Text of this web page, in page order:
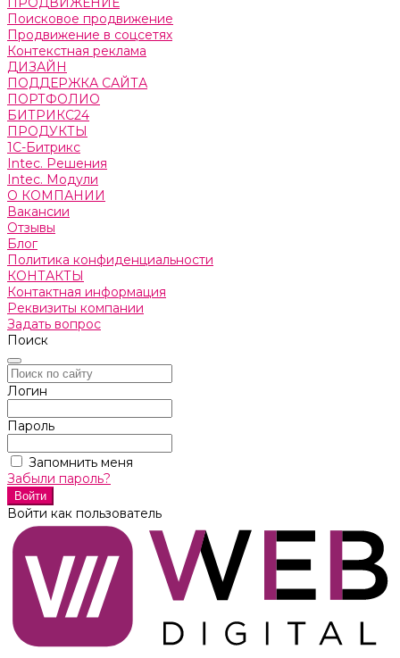
Поисковое продвижение
Продвижение в соцсетях
Контекстная реклама
ДИЗАЙН
ПОДДЕРЖКА САЙТА
ПОРТФОЛИО
БИТРИКС24
ПРОДУКТЫ
1С-Битрикс
Intec. Решения
Intec. Модули
О КОМПАНИИ
Вакансии
Отзывы
Блог
Политика конфиденциальности
КОНТАКТЫ
Контактная информация
Реквизиты компании
Задать вопрос
Поиск
Логин
Пароль
Запомнить меня
Забыли пароль?
Войти как пользователь